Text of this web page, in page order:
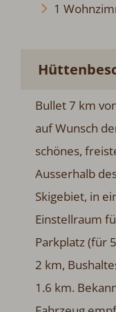
1
Bullet 7 km
Wunsch der
freistehendes
km vom
Grünen. Zur
Cluds" 800 m.
erreichbar: Les